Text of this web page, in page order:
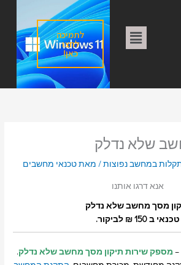
תפריט לתמיכה
לחצו
כאן!
שלא נדלק
במחשב נפוצות/ מאתטכנאי מחשבים
אנא דרגו אותנו
מסך מחשב שלא נדלק
טכנאי ב 150 ₪ לביקור.
– מספק שירות תיקון מסך מחשב שלא נדלק.